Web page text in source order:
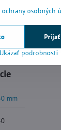
Rezanie za
mm
ochrany osobných
Ukázať podrobnosti